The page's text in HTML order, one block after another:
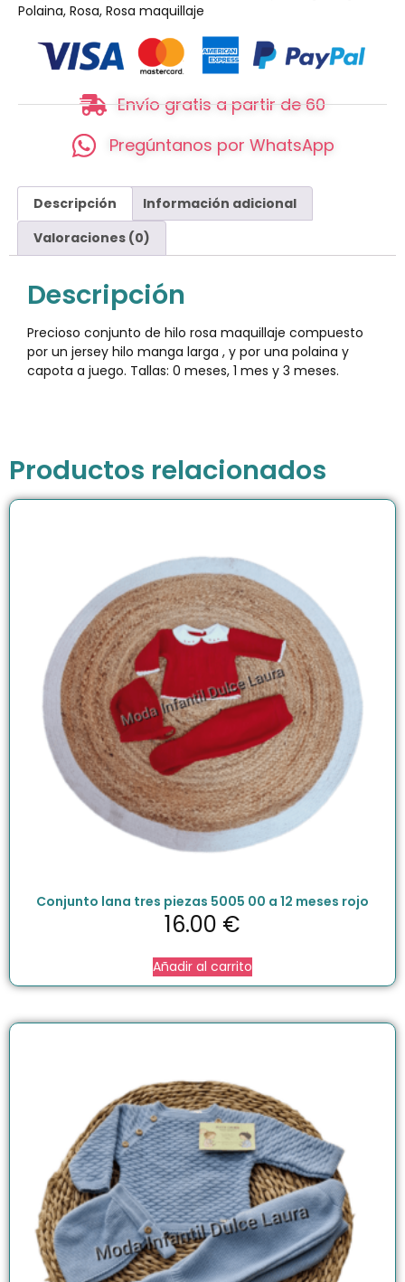
Polaina, Rosa, Rosa maquillaje
Envío gratis a partir de 60
Pregúntanos por WhatsApp
Descripción
Información adicional
Valoraciones (0)
Descripción
Precioso conjunto de hilo rosa maquillaje compuesto
por un jersey hilo manga larga , y por una polaina y
capota a juego. Tallas: 0 meses, 1 mes y 3 meses.
Productos relacionados
Conjunto lana tres piezas 5005 00 a 12 meses rojo
16.00 €
Añadir al carrito